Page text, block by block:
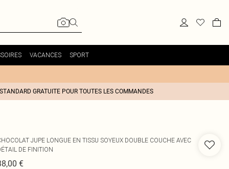
VACANCES SPORT
GRATUITE POUR TOUTES LES COMMANDES
JUPE LONGUE EN TISSU SOYEUX DOUBLE COUCHE AVEC
DE FINITION
€